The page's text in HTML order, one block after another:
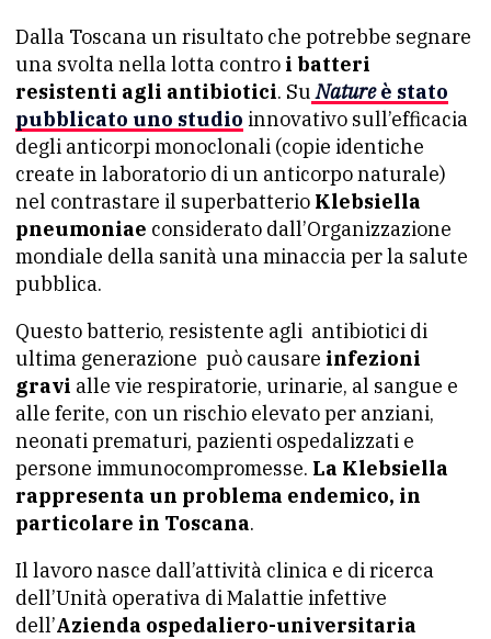
Dalla Toscana un risultato che potrebbe segnare
una svolta nella lotta contro i batteri
resistenti agli antibiotici. SuNatureè stato
pubblicato uno studio innovativo sull’efficacia
degli anticorpi monoclonali (copie identiche
create in laboratorio di un anticorpo naturale)
nel contrastare il superbatterio Klebsiella
pneumoniae considerato dall’Organizzazione
mondiale della sanità una minaccia per la salute
pubblica.
Questo batterio, resistente agli antibiotici di
ultima generazione può causare infezioni
gravi alle vie respiratorie, urinarie, al sangue e
alle ferite, con un rischio elevato per anziani,
neonati prematuri, pazienti ospedalizzati e
persone immunocompromesse. La Klebsiella
rappresenta un problema endemico, in
particolare in Toscana.
Il lavoro nasce dall’attività clinica e di ricerca
dell’Unità operativa di Malattie infettive
dell’Azienda ospedaliero-universitaria